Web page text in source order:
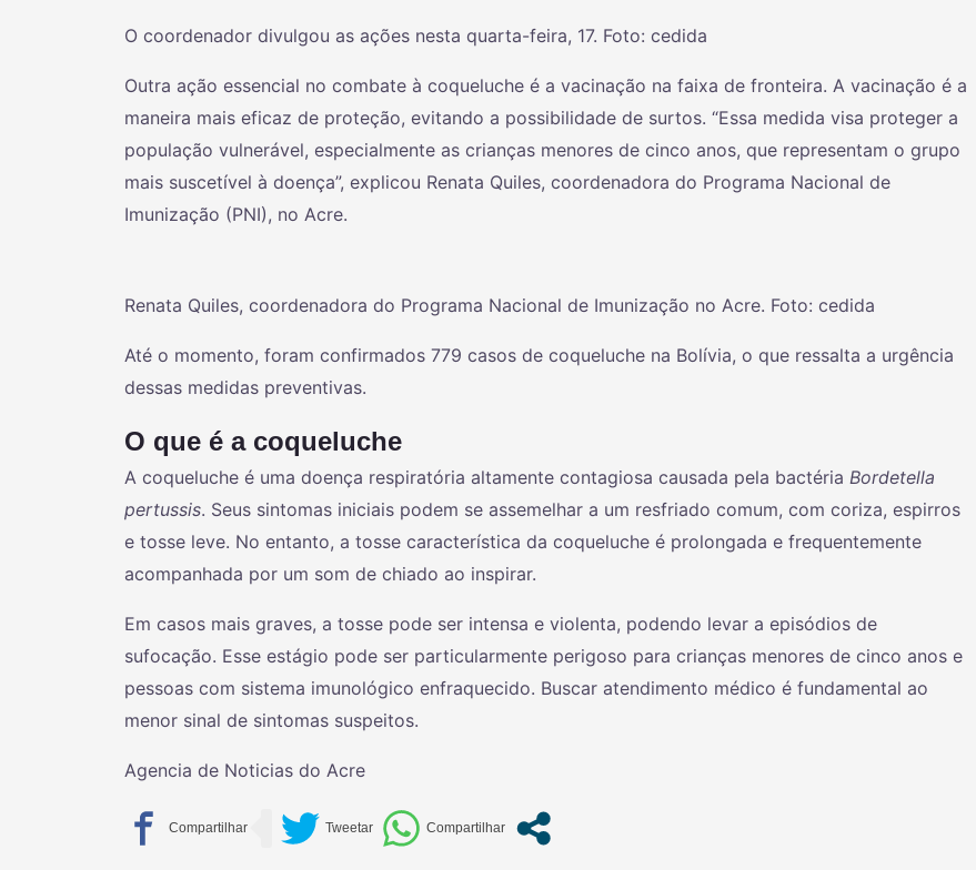
O coordenador divulgou as ações nesta quarta-feira, 17. Foto: cedida
Outra ação essencial no combate à coqueluche é a vacinação na faixa de fronteira. A vacinação é a
maneira mais eficaz de proteção, evitando a possibilidade de surtos. “Essa medida visa proteger a
população vulnerável, especialmente as crianças menores de cinco anos, que representam o grupo
mais suscetível à doença”, explicou Renata Quiles, coordenadora do Programa Nacional de
Imunização (PNI), no Acre.
Renata Quiles, coordenadora do Programa Nacional de Imunização no Acre. Foto: cedida
Até o momento, foram confirmados 779 casos de coqueluche na Bolívia, o que ressalta a urgência
dessas medidas preventivas.
O que é a coqueluche
A coqueluche é uma doença respiratória altamente contagiosa causada pela bactéria Bordetella
pertussis. Seus sintomas iniciais podem se assemelhar a um resfriado comum, com coriza, espirros
e tosse leve. No entanto, a tosse característica da coqueluche é prolongada e frequentemente
acompanhada por um som de chiado ao inspirar.
Em casos mais graves, a tosse pode ser intensa e violenta, podendo levar a episódios de
sufocação. Esse estágio pode ser particularmente perigoso para crianças menores de cinco anos e
pessoas com sistema imunológico enfraquecido. Buscar atendimento médico é fundamental ao
menor sinal de sintomas suspeitos.
Agencia de Noticias do Acre